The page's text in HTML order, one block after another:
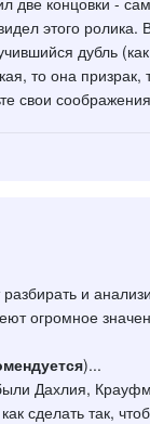
этого ролика.
дубль
то она призрак,
свои
и
огромное
)...
Дахлия,
сделать так,